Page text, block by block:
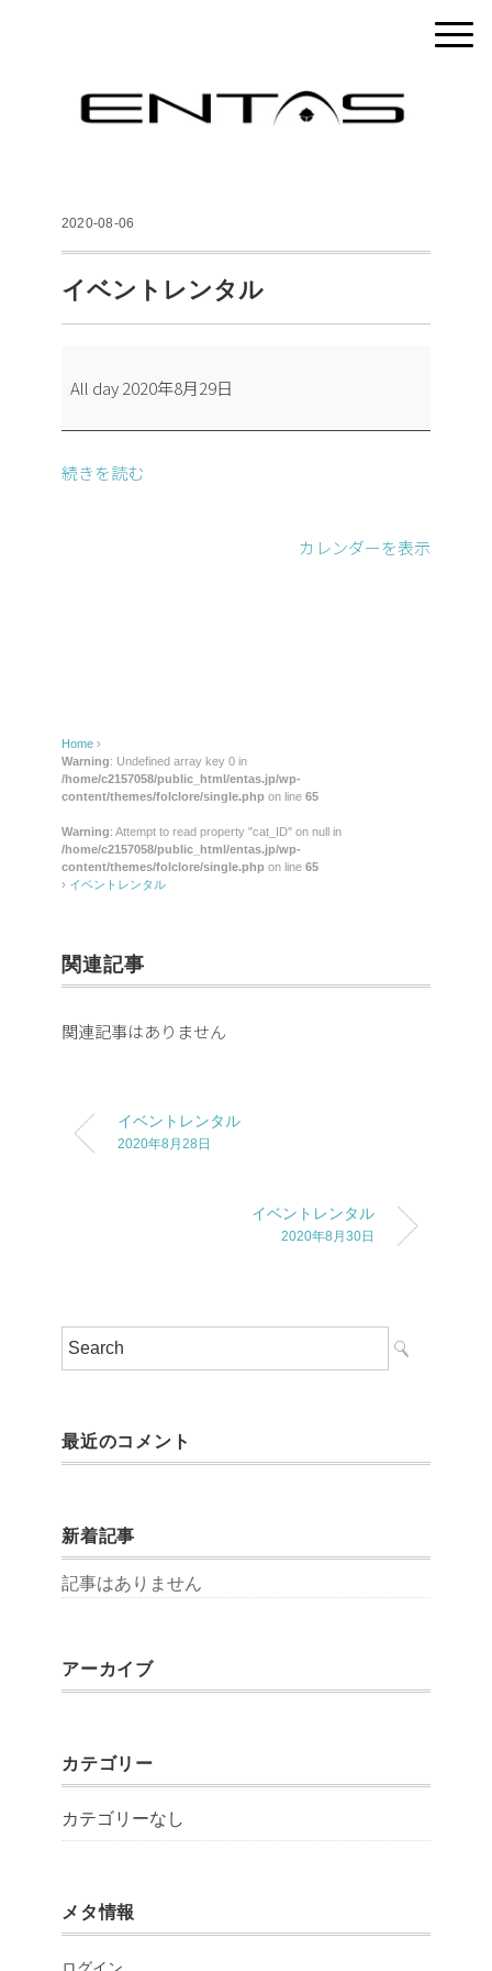
2020-08-06
イベントレンタル
ベ
ン
All day2020年8月29日
続きを読む
カレンダーを表示
Home ›
Warning: Undefined array key 0 in
/home/c2157058/public_html/entas.jp/wp-
content/themes/folclore/single.php on line 65
Warning: Attempt to read property "cat_ID" on null in
/home/c2157058/public_html/entas.jp/wp-
content/themes/folclore/single.php on line 65
› イベントレンタル
関連記事
関連記事はありません
イベントレンタル
2020年8月28日
イベントレンタル
2020年8月30日
最近のコメント
新着記事
記事はありません
アーカイブ
カテゴリー
カテゴリーなし
メタ情報